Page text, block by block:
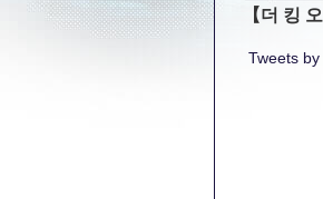
【더 킹
Tweets